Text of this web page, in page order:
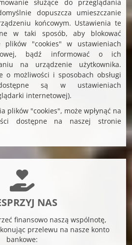
NAS
finansowo naszą wspólnotę,
przelewu na nasze konto
bankowe:
służące do przeglądania
dopuszcza umieszczanie
końcowym. Ustawienia te
w taki sposób, aby blokować
plików "cookies" w ustawieniach
bądź informować o ich
na urządzenie użytkownika.
o możliwości i sposobach obsługi
są w ustawieniach
internetowej).
plików "cookies", może wpłynąć na
dostępne na naszej stronie